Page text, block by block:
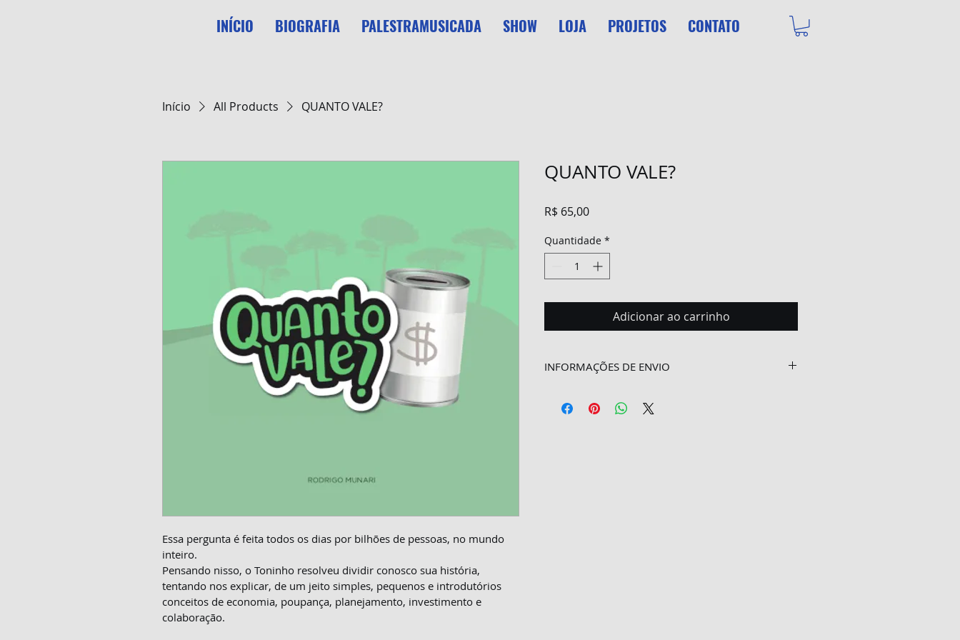
INÍCIO BIOGRAFIA PALESTRAMUSICADA SHOW LOJA PROJETOS CONTATO
Início All Products QUANTO VALE?
Essa pergunta é feita todos os dias por bilhões de pessoas, no mundo
inteiro.
Pensando nisso, o Toninho resolveu dividir conosco sua história,
tentando nos explicar, de um jeito simples, pequenos e introdutórios
conceitos de economia, poupança, planejamento, investimento e
colaboração.
QUANTO VALE?
R$ 65,00Preço
Quantidade *
Adicionar ao carrinho
INFORMAÇÕES DE ENVIO
sobre seus métodos de envio, processamento e